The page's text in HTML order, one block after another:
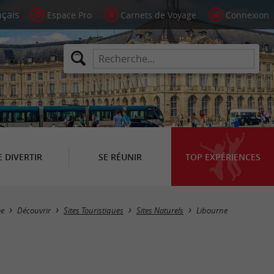
Espace Pro Carnets de Voyage Connexion
DIVERTIR SE RÉUNIR TOP EXPÉRIENCES
Masquer la carte
Découvrir Sites Touristiques Sites Naturels Libourne